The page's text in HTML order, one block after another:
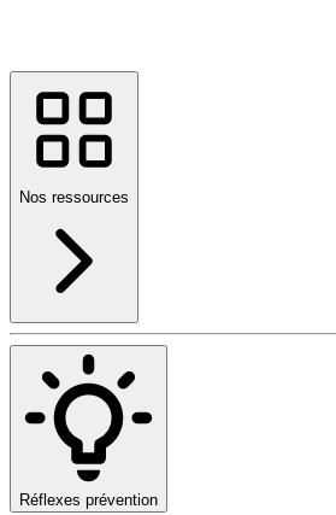
Nos ressources
Réflexes prévention